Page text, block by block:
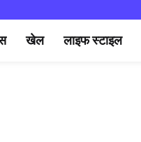
खेल लाइफ स्टाइल